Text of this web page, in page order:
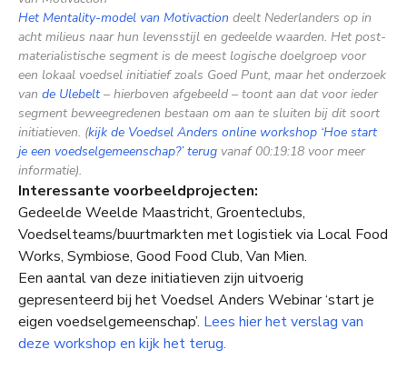
Het Mentality-model van Motivaction deelt Nederlanders op in
acht milieus naar hun levensstijl en gedeelde waarden. Het post-
materialistische segment is de meest logische doelgroep voor
een lokaal voedsel initiatief zoals Goed Punt, maar het onderzoek
van de Ulebelt– hierboven afgebeeld – toont aan dat voor ieder
segment beweegredenen bestaan om aan te sluiten bij dit soort
initiatieven. (kijk de Voedsel Anders online workshop ‘Hoe start
je een voedselgemeenschap?’ terug vanaf 00:19:18 voor meer
informatie).
Interessante voorbeeldprojecten:
Gedeelde Weelde Maastricht, Groenteclubs,
Voedselteams/buurtmarkten met logistiek via Local Food
Works, Symbiose, Good Food Club, Van Mien.
Een aantal van deze initiatieven zijn uitvoerig
gepresenteerd bij het Voedsel Anders Webinar ‘start je
eigen voedselgemeenschap’. Lees hier het verslag van
deze workshop en kijk het terug.